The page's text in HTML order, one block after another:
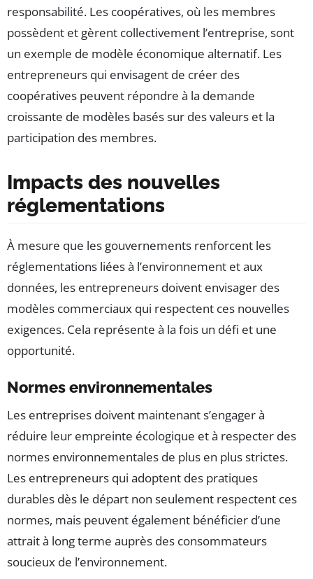
responsabilité. Les coopératives, où les membres
possèdent et gèrent collectivement l’entreprise, sont
un exemple de modèle économique alternatif. Les
entrepreneurs qui envisagent de créer des
coopératives peuvent répondre à la demande
croissante de modèles basés sur des valeurs et la
participation des membres.
Impacts des nouvelles
réglementations
À mesure que les gouvernements renforcent les
réglementations liées à l’environnement et aux
données, les entrepreneurs doivent envisager des
modèles commerciaux qui respectent ces nouvelles
exigences. Cela représente à la fois un défi et une
opportunité.
Normes environnementales
Les entreprises doivent maintenant s’engager à
réduire leur empreinte écologique et à respecter des
normes environnementales de plus en plus strictes.
Les entrepreneurs qui adoptent des pratiques
durables dès le départ non seulement respectent ces
normes, mais peuvent également bénéficier d’une
attrait à long terme auprès des consommateurs
soucieux de l’environnement.